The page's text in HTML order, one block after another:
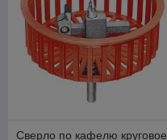
Сверло по кафелю круговое